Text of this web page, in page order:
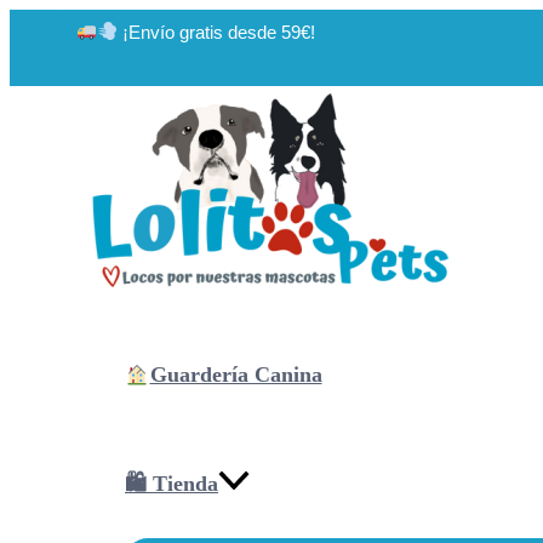
¡Envío gratis desde 59€!
Guardería Canina
🛍 Tienda